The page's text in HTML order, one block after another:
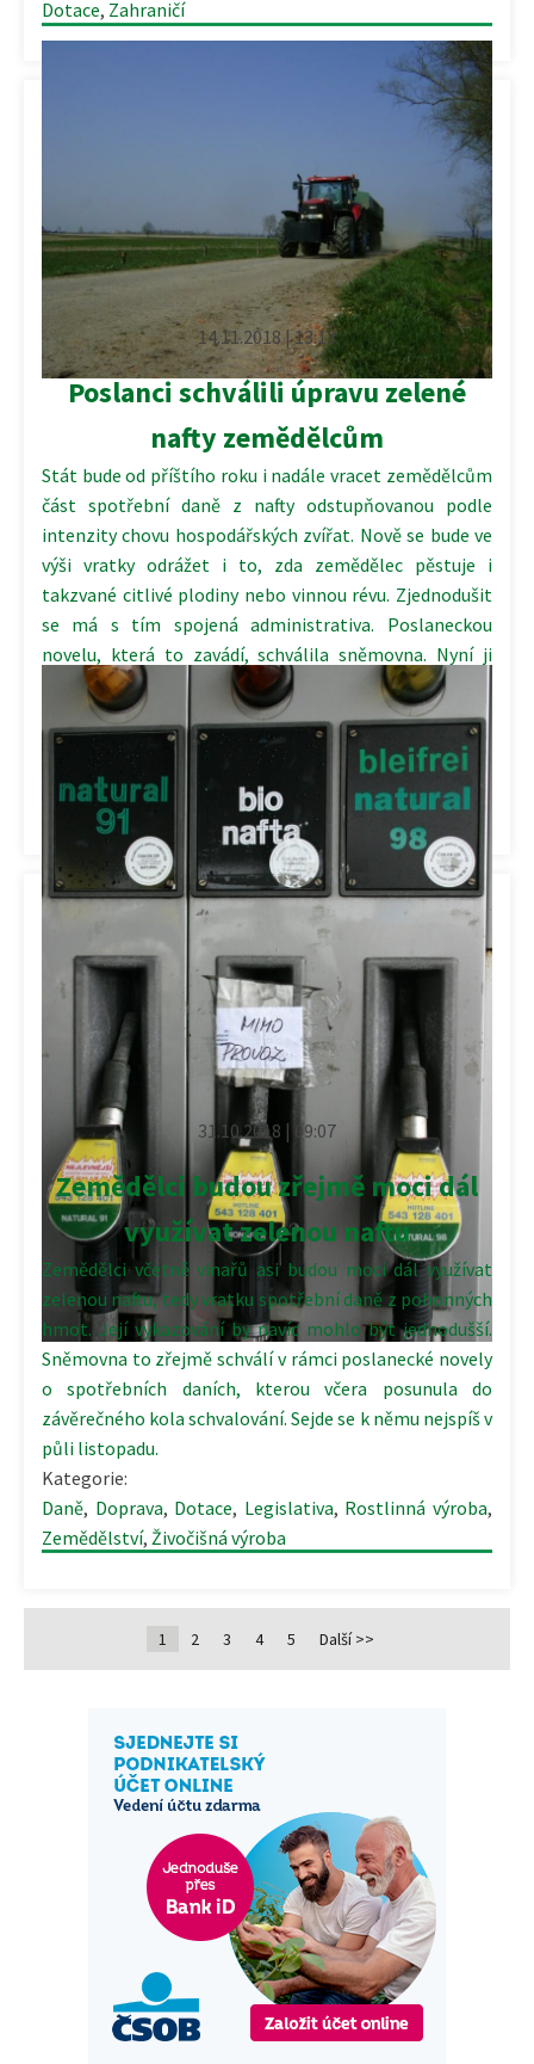
Dotace, Zahraničí
14.11.2018 | 13:13
Poslanci schválili úpravu zelené
nafty zemědělcům
Stát bude od příštího roku i nadále vracet zemědělcům
část spotřební daně z nafty odstupňovanou podle
intenzity chovu hospodářských zvířat. Nově se bude ve
výši vratky odrážet i to, zda zemědělec pěstuje i
takzvané citlivé plodiny nebo vinnou révu. Zjednodušit
se má s tím spojená administrativa. Poslaneckou
novelu, která to zavádí, schválila sněmovna. Nyní ji
dostane k posouzení Senát. Podle platného zákona se
měla vratka od příštího roku sjednotit pro všechny
zemědělce na úrovni 4,38 Kč na litr nafty.
Kategorie:
Dotace
31.10.2018 | 09:07
Zemědělci budou zřejmě moci dál
využívat zelenou naftu
Zemědělci včetně vinařů asi budou moci dál využívat
zelenou naftu, tedy vratku spotřební daně z pohonných
hmot. Její vykazování by navíc mohlo být jednodušší.
Sněmovna to zřejmě schválí v rámci poslanecké novely
o spotřebních daních, kterou včera posunula do
závěrečného kola schvalování. Sejde se k němu nejspíš v
půli listopadu.
Kategorie:
Daně, Doprava, Dotace, Legislativa, Rostlinná výroba,
Zemědělství, Živočišná výroba
1 2 3 4 5 Další >>